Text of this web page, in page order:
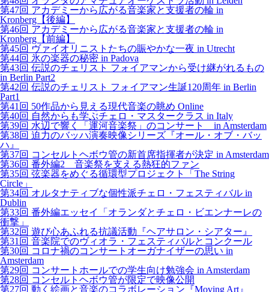
第47回 アカデミーから広がる音楽家と支援者の輪 in
Kronberg【後編】
第46回 アカデミーから広がる音楽家と支援者の輪 in
Kronberg【前編】
第45回 ヴァイオリニストたちの賑やかな一夜 in Utrecht
第44回 氷の楽器の秘密 in Padova
第43回 伝説のチェリスト フォイアマンから受け継がれるもの
in Berlin Part2
第42回 伝説のチェリスト フォイアマン生誕120周年 in Berlin
Part1
第41回 50作品から見える現代音楽の眺め Online
第40回 自然からも学ぶチェロ・マスタークラス in Italy
第39回 水辺で響く「運河音楽祭」のコンサート in Amsterdam
第38回 迫力のバッハ演奏映像シリーズ『オール・オブ・バッ
ハ』
第37回 コンセルトヘボウ管の新首席指揮者が決定 in Amsterdam
第36回 番外編2 音楽祭を支える熱狂的ファン
第35回 弦楽器をめぐる循環型プロジェクト「The String
Circle」
第34回 オルタナティブな個性派チェロ・フェスティバル in
Dublin
第33回 番外編エッセイ「オランダとチェロ・ビエンナーレの
衝撃」
第32回 遊び心あふれる抗議活動『ヘアサロン・シアター』
第31回 音楽院でのヴィオラ・フェスティバルとコンクール
第30回 コロナ禍のコンサートオーガナイザーの思い in
Amsterdam
第29回 コンサートホールでの学生向け勉強会 in Amsterdam
第28回 コンセルトヘボウ管が限定で映像公開
第27回 動く絵画と音楽のコラボレーション『Moving Art』